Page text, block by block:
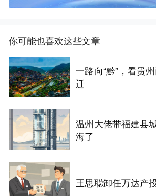
你可能也喜欢这些文章
一路向“黔”，看贵
迁
温州大佬带福建县
海了
王思聪卸任万达产